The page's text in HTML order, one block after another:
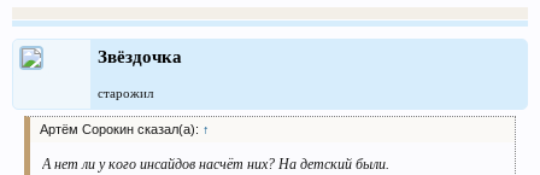
Звёздочка
старожил
Артём Сорокин сказал(а): ↑
А нет ли у кого инсайдов насчёт них? На детский были.